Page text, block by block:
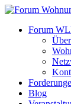
Zum
springen
ForumForum
Blog